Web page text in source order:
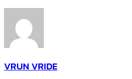
VRUN VRIDE